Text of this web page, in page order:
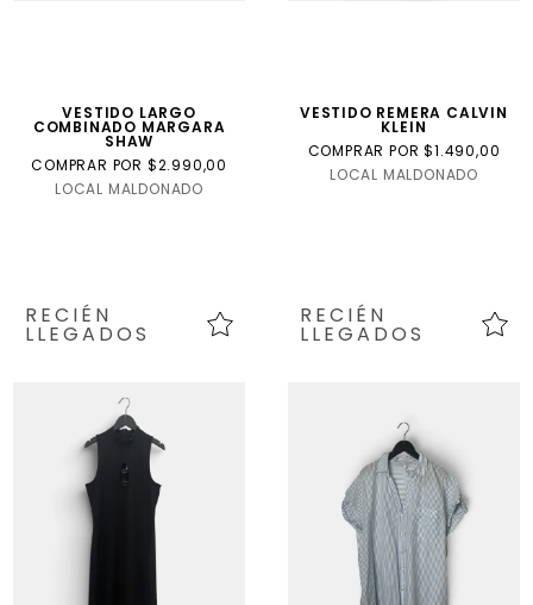
VESTIDO LARGO
COMBINADO MARGARA
SHAW
COMPRAR POR $2.990,00
LOCAL MALDONADO
VESTIDO REMERA CALVIN
KLEIN
COMPRAR POR $1.490,00
LOCAL MALDONADO
RECIÉN
LLEGADOS
RECIÉN
LLEGADOS